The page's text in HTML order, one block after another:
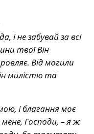
і не забувай за всі
твої Він
Від могили
милістю та
і благання моє
Господи, – я ж